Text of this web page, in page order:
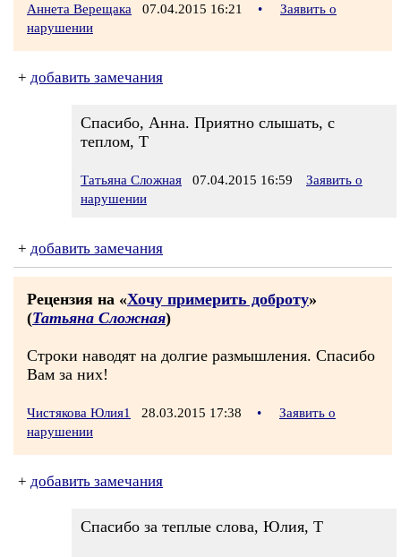
Аннета Верещака 07.04.2015 16:21 •
Заявить о
нарушении
+ добавить замечания
Спасибо, Анна. Приятно слышать, с
теплом, Т
Татьяна Сложная 07.04.2015 16:59
Заявить о
нарушении
+ добавить замечания
Рецензия на «Хочу примерить доброту»
(Татьяна Сложная)
Строки наводят на долгие размышления. Спасибо
Вам за них!
Чистякова Юлия1 28.03.2015 17:38 •
Заявить о
нарушении
+ добавить замечания
Спасибо за теплые слова, Юлия, Т